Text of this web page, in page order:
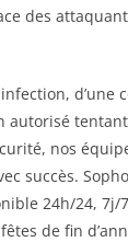
des
infection,
autorisé
nos
succès.
24h/24, 7j/
de fin